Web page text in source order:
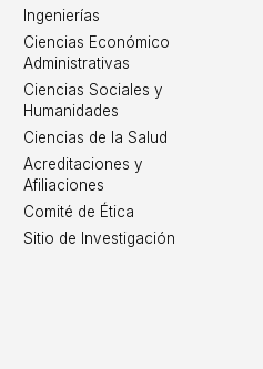
Ingenierías
Ciencias Económico
Administrativas
Ciencias Sociales y
Humanidades
Ciencias de la Salud
Acreditaciones y
Afiliaciones
Comité de Ética
Sitio de Investigación